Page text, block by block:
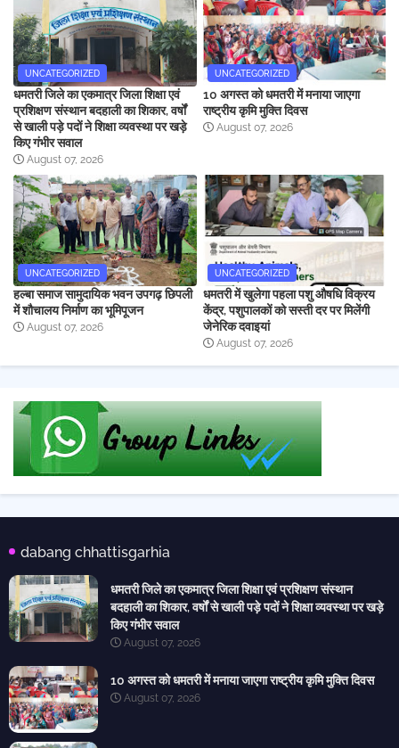
UNCATEGORIZED
धमतरी जिले का एकमात्र जिला शिक्षा एवं
प्रशिक्षण संस्थान बदहाली का शिकार, वर्षों
से खाली पड़े पदों ने शिक्षा व्यवस्था पर खड़े
किए गंभीर सवाल
August 07, 2026
UNCATEGORIZED
10 अगस्त को धमतरी में मनाया जाएगा
राष्ट्रीय कृमि मुक्ति दिवस
August 07, 2026
UNCATEGORIZED
हल्बा समाज सामुदायिक भवन उपगढ़ छिपली
में शौचालय निर्माण का भूमिपूजन
August 07, 2026
UNCATEGORIZED
धमतरी में खुलेगा पहला पशु औषधि विक्रय
केंद्र, पशुपालकों को सस्ती दर पर मिलेंगी
जेनेरिक दवाइयां
August 07, 2026
dabang chhattisgarhia
धमतरी जिले का एकमात्र जिला शिक्षा एवं प्रशिक्षण संस्थान
बदहाली का शिकार, वर्षों से खाली पड़े पदों ने शिक्षा व्यवस्था पर खड़े
किए गंभीर सवाल
August 07, 2026
10 अगस्त को धमतरी में मनाया जाएगा राष्ट्रीय कृमि मुक्ति दिवस
August 07, 2026